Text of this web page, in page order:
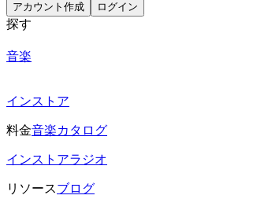
アカウント作成 ログイン
探す
音楽
インストア
料金音楽カタログ
インストアラジオ
リソースブログ